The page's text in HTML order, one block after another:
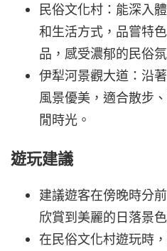
民俗文化村：能深入
和生活方式，品嘗特
品，感受濃郁的民俗氛
伊犁河景觀大道：沿
風景優美，適合散步
閒時光。
遊玩建議
建議遊客在傍晚時分
欣賞到美麗的日落景
在民俗文化村遊玩時